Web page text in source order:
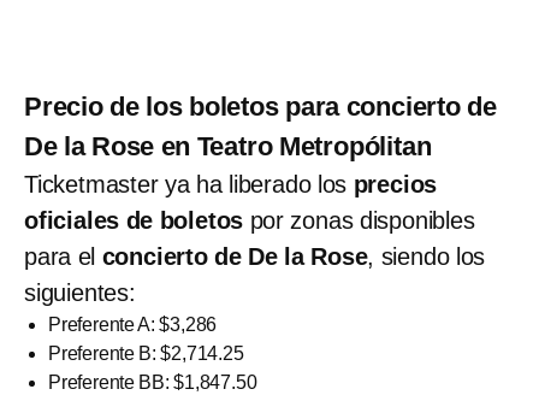
Precio de los boletos para concierto de
De la Rose en Teatro Metropólitan
Ticketmaster ya ha liberado los precios
oficiales de boletos por zonas disponibles
para el concierto de De la Rose, siendo los
siguientes:
Preferente A: $3,286
Preferente B: $2,714.25
Preferente BB: $1,847.50